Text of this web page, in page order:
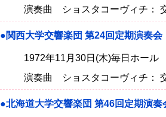
演奏曲 ショスタコーヴィチ：
●関西大学交響楽団 第24回定期演奏会
1972年11月30日(木)毎日ホール
演奏曲 ショスタコーヴィチ：
●北海道大学交響楽団 第46回定期演奏